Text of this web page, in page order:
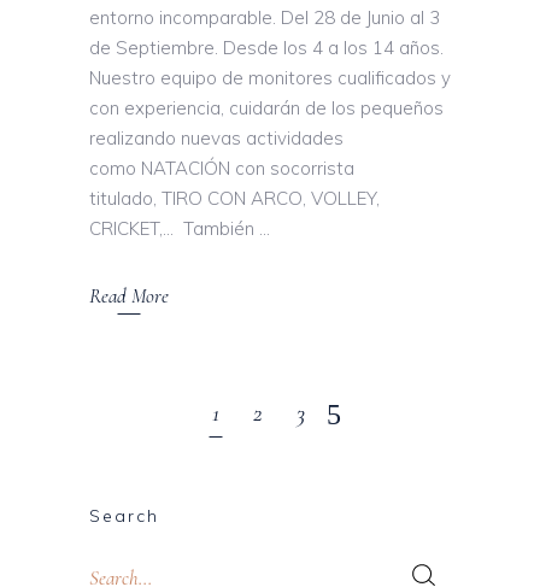
entorno incomparable. Del 28 de Junio al 3
de Septiembre. Desde los 4 a los 14 años.
Nuestro equipo de monitores cualificados y
con experiencia, cuidarán de los pequeños
realizando nuevas actividades
como NATACIÓN con socorrista
titulado, TIRO CON ARCO, VOLLEY,
CRICKET,… También
Read More
1 2 3
Search